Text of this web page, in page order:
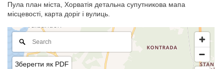
Пула план міста, Хорватія детальна супутникова мапа
місцевості, карта доріг і вулиць.
Зберегти як PDF